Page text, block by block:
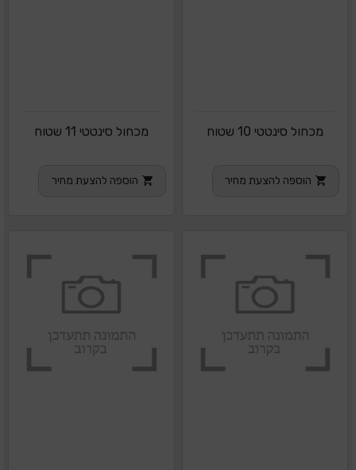
מכחול סינטטי 10 שטוח
הוספה להצעת מחיר
מכחול סינטטי 11 שטוח
הוספה להצעת מחיר